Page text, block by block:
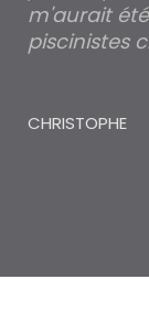
m'aurait
piscinistes
CHRISTOPHE